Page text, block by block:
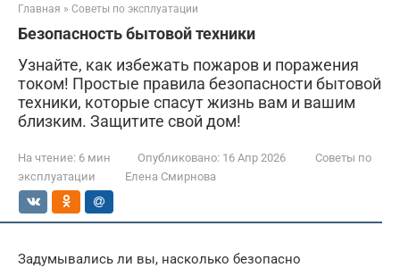
Главная » Советы по эксплуатации
Безопасность бытовой техники
Узнайте, как избежать пожаров и поражения
током! Простые правила безопасности бытовой
техники, которые спасут жизнь вам и вашим
близким. Защитите свой дом!
На чтение: 6 мин Опубликовано: 16 Апр 2026
Советы по
эксплуатации
Елена Смирнова
Задумывались ли вы, насколько безопасно